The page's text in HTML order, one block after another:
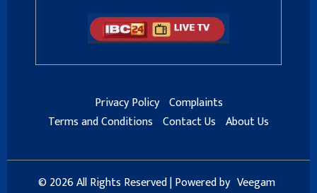
Privacy Policy Complaints
Terms and Conditions Contact Us About Us
© 2026 All Rights Reserved | Powered by Veegam